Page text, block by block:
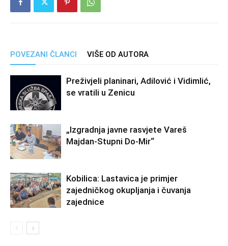
POVEZANI ČLANCI VIŠE OD AUTORA
Preživjeli planinari, Adilović i Vidimlić,
se vratili u Zenicu
„Izgradnja javne rasvjete Vareš
Majdan-Stupni Do-Mir“
Kobilica: Lastavica je primjer
zajedničkog okupljanja i čuvanja
zajednice